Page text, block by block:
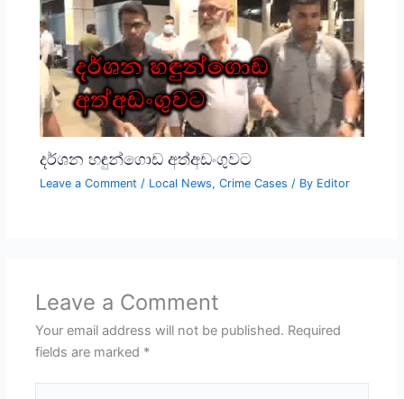
දර්ශන හඳුන්ගොඩ අත්අඩංගුවට
Leave a Comment / Local News,Crime Cases / By Editor
Leave a Comment
Your email address will not be published. Required
fields are marked *